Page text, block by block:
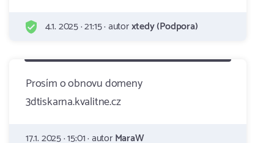
4.1. 2025 · 21:15 · autorxtedy (Podpora)
Prosím o obnovu domeny
3dtiskarna.kvalitne.cz
17.1. 2025 · 15:01 · autorMaraW